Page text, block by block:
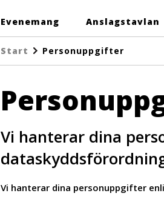
Evenemang Anslagstavlan
Start Personuppgifter
Vi hanterar dina
Vi hanterar dina personuppgifter